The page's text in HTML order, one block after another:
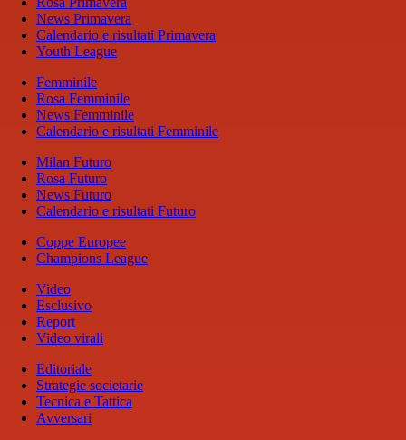
News Primavera
Calendario e risultati Primavera
Youth League
Femminile
Rosa Femminile
News Femminile
Calendario e risultati Femminile
Milan Futuro
Rosa Futuro
News Futuro
Calendario e risultati Futuro
Coppe Europee
Champions League
Video
Esclusivo
Report
Video virali
Editoriale
Strategie societarie
Tecnica e Tattica
Avversari